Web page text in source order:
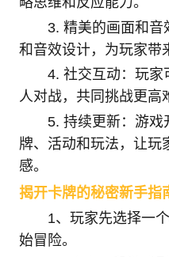
3. 精美的画面和音
和音效设计，为玩家带
4. 社交互动：玩家
人对战，共同挑战更高
5. 持续更新：游戏
牌、活动和玩法，让玩
感。
揭开卡牌的秘密新手指
1、玩家先选择一
始冒险。